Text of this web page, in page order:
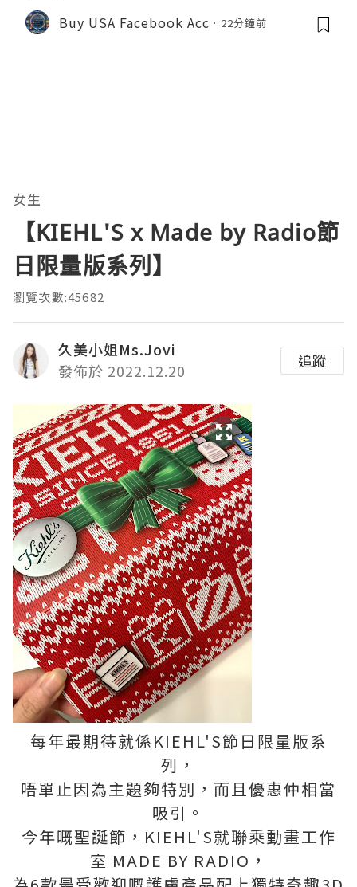
Buy USA Facebook Acc 22分鐘前
女生
【KIEHL'S x Made by Radio節
日限量版系列】
瀏覽次數:45682
久美小姐Ms.Jovi
發佈於 2022.12.20
追蹤
每年最期待就係KIEHL'S節日限量版系
列，
唔單止因為主題夠特別，而且優惠仲相當
吸引。
今年嘅聖誕節，KIEHL'S就聯乘動畫工作
室 MADE BY RADIO，